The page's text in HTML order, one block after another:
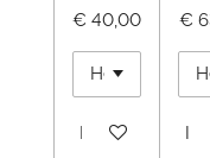
€ 40,00
In winkelwagen
€
In